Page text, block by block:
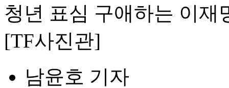
청년 표심 구애하는 이재
[TF사진관]
남윤호 기자